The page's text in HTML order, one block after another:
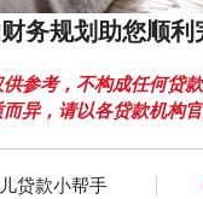
务规划助您顺利
参考，不构成任何贷
异，请以各贷款机构官
贷款小帮手